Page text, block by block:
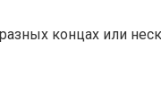
концах или